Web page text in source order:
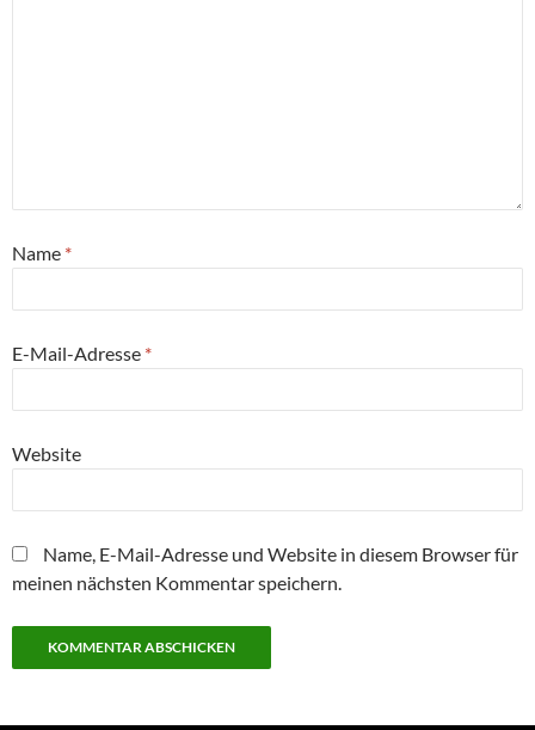
Name *
E-Mail-Adresse *
Website
Name, E-Mail-Adresse und Website in diesem Browser für
meinen nächsten Kommentar speichern.